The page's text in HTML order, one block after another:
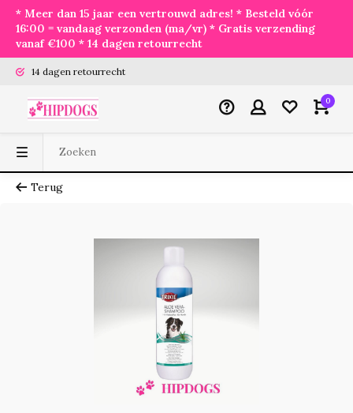
* Meer dan 15 jaar een vertrouwd adres! * Besteld vóór
16:00 = vandaag verzonden (ma/vr) * Gratis verzending
vanaf €100 * 14 dagen retourrecht
14 dagen retourrecht
0
Terug